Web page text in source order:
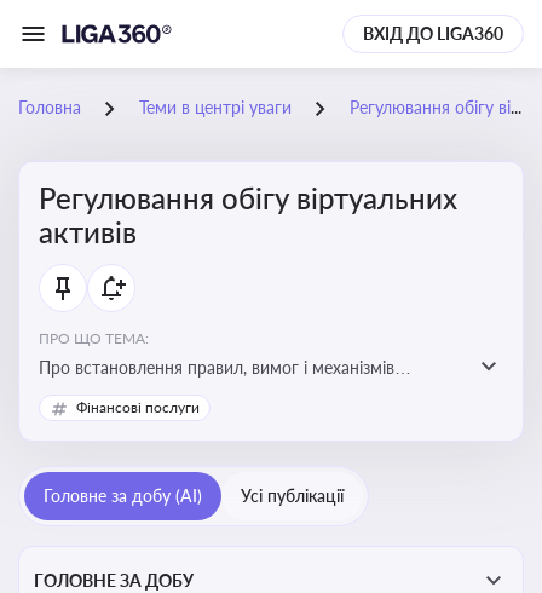
ВХІД ДО LIGA360
Головна Теми в центрі уваги Регулювання обігу віртуальних активів
Регулювання обігу віртуальних
активів
ПРО ЩО ТЕМА:
Про встановлення правил, вимог і механізмів
контролю за використанням, обігом та
оподаткуванням віртуальних активів, таких як
Фінансові послуги
Головне за добу (AI) Усі публікації
ГОЛОВНЕ ЗА ДОБУ